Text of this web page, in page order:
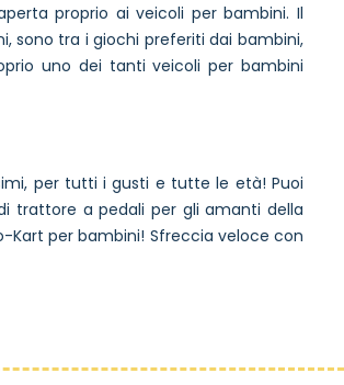
proprio ai veicoli per bambini. Il
sono tra i giochi preferiti dai bambini,
uno dei tanti veicoli per bambini
per tutti i gusti e tutte le età! Puoi
trattore a pedali per gli amanti della
Kart per bambini! Sfreccia veloce con